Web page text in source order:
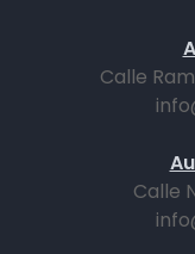
Calle
Calle